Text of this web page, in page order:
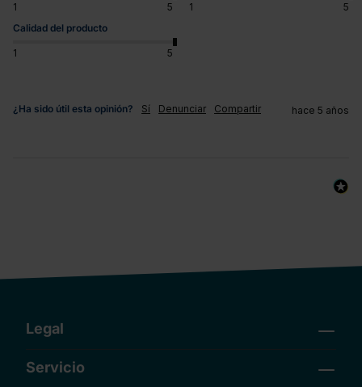
1 5 1
5
Calidad del producto
1 5
¿Ha sido útil esta opinión? Sí Denunciar Compartir hace 5 años
Legal
Servicio